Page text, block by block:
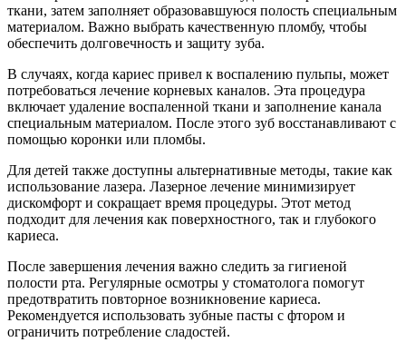
ткани, затем заполняет образовавшуюся полость специальным
материалом. Важно выбрать качественную пломбу, чтобы
обеспечить долговечность и защиту зуба.
В случаях, когда кариес привел к воспалению пульпы, может
потребоваться лечение корневых каналов. Эта процедура
включает удаление воспаленной ткани и заполнение канала
специальным материалом. После этого зуб восстанавливают с
помощью коронки или пломбы.
Для детей также доступны альтернативные методы, такие как
использование лазера. Лазерное лечение минимизирует
дискомфорт и сокращает время процедуры. Этот метод
подходит для лечения как поверхностного, так и глубокого
кариеса.
После завершения лечения важно следить за гигиеной
полости рта. Регулярные осмотры у стоматолога помогут
предотвратить повторное возникновение кариеса.
Рекомендуется использовать зубные пасты с фтором и
ограничить потребление сладостей.